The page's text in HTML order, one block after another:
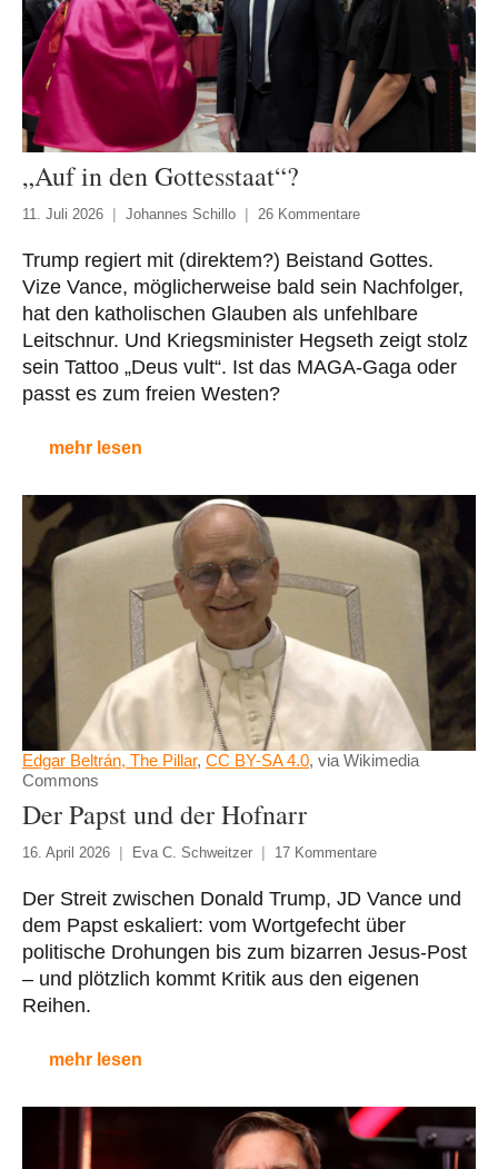
„Auf in den Gottesstaat“?
11. Juli 2026 Johannes Schillo 26 Kommentare
Trump regiert mit (direktem?) Beistand Gottes.
Vize Vance, möglicherweise bald sein Nachfolger,
hat den katholischen Glauben als unfehlbare
Leitschnur. Und Kriegsminister Hegseth zeigt stolz
sein Tattoo „Deus vult“. Ist das MAGA-Gaga oder
passt es zum freien Westen?
mehr lesen
⁠Edgar Beltrán, The Pillar, CC BY-SA 4.0, via Wikimedia
Commons
Der Papst und der Hofnarr
16. April 2026 Eva C. Schweitzer 17 Kommentare
Der Streit zwischen Donald Trump, JD Vance und
dem Papst eskaliert: vom Wortgefecht über
politische Drohungen bis zum bizarren Jesus-Post
– und plötzlich kommt Kritik aus den eigenen
Reihen.
mehr lesen